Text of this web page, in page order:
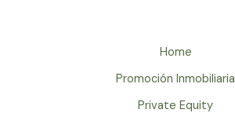
Home
Promoción Inmobiliaria
Private Equity